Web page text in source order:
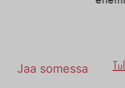
Jaa somessa